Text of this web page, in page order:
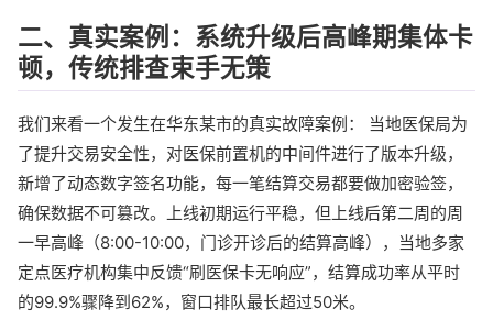
二、真实案例：系统升级后高峰期集体卡
顿，传统排查束手无策
我们来看一个发生在华东某市的真实故障案例： 当地医保局为
了提升交易安全性，对医保前置机的中间件进行了版本升级，
新增了动态数字签名功能，每一笔结算交易都要做加密验签，
确保数据不可篡改。上线初期运行平稳，但上线后第二周的周
一早高峰（8:00-10:00，门诊开诊后的结算高峰），当地多家
定点医疗机构集中反馈“刷医保卡无响应”，结算成功率从平时
的99.9%骤降到62%，窗口排队最长超过50米。